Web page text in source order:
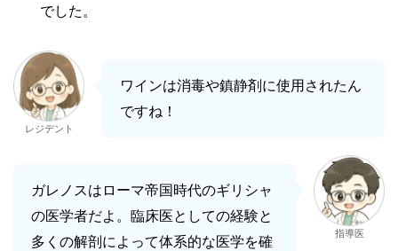
でした。
レジデント
ワインは消毒や鎮静剤に使用されたん
ですね！
ガレノスはローマ帝国時代のギリシャ
の医学者だよ。臨床医としての経験と
多くの解剖によって体系的な医学を確
指導医